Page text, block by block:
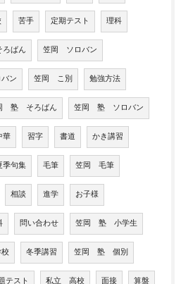
苦手 定期テスト 理科
ばん 笠岡 ソロバン
ン 笠岡 こ別 勉強方法
塾 そろばん 笠岡 塾 ソロバン
華 習字 書道 かき講習
季句集 毛筆 笠岡 毛筆
相談 進学 お子様
問い合わせ 笠岡 塾 小学生
冬季講習 笠岡 塾 個別
テスト 私立 高校 面接 算盤